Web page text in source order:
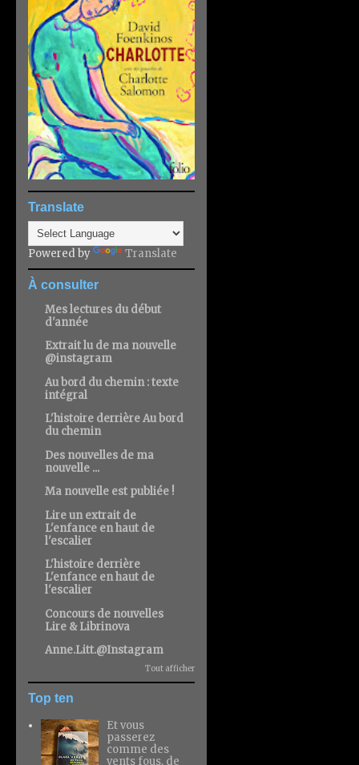
Translate
Powered by Translate
À consulter
Mes lectures du début
d'année
Extrait lu de ma nouvelle
@instagram
Au bord du chemin : texte
intégral
L'histoire derrière Au bord
du chemin
Des nouvelles de ma
nouvelle ...
Ma nouvelle est publiée !
Lire un extrait de
L'enfance en haut de
l'escalier
L'histoire derrière
L'enfance en haut de
l'escalier
Concours de nouvelles
Lire & Librinova
Anne.Litt.@Instagram
Tout afficher
Top ten
Et vous
passerez
comme des
vents fous, de